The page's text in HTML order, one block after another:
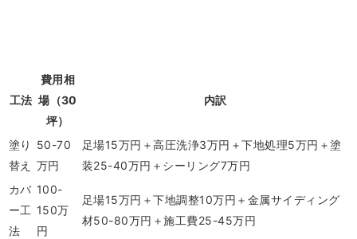
工法
費用相
場（30
坪）
内訳
塗り
替え
50-70
万円
足場15万円＋高圧洗浄3万円＋下地処理5万円＋塗
装25-40万円＋シーリング7万円
カバ
ー工
法
100-
150万
円
足場15万円＋下地調整10万円＋金属サイディング
材50-80万円＋施工費25-45万円